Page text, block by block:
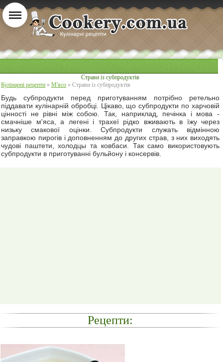
Страви із субпродуктів
Кулінарні рецепти » М'ясо » Страви із субпродуктів
Будь субпродукти перед приготуванням потрібно ретельно
піддавати кулінарній обробці. Цікаво, що субпродукти по харчовій
цінності не рівні між собою. Так, наприклад, печінка і мова -
смачніше м'яса, а легені і трахеї рідко вживають в їжу через
низьку смакової оцінки. Субпродукти служать відмінною
заправкою пирогів і доповненням до других страв, з них виходять
чудові паштети, холодцы та ковбаси. Так само використовують
субпродукти в приготуванні бульйону і консервів.
Рецепти: